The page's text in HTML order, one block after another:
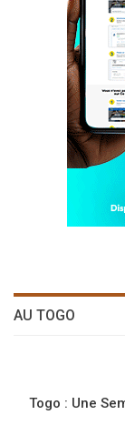
AU TOGO
Togo : Une